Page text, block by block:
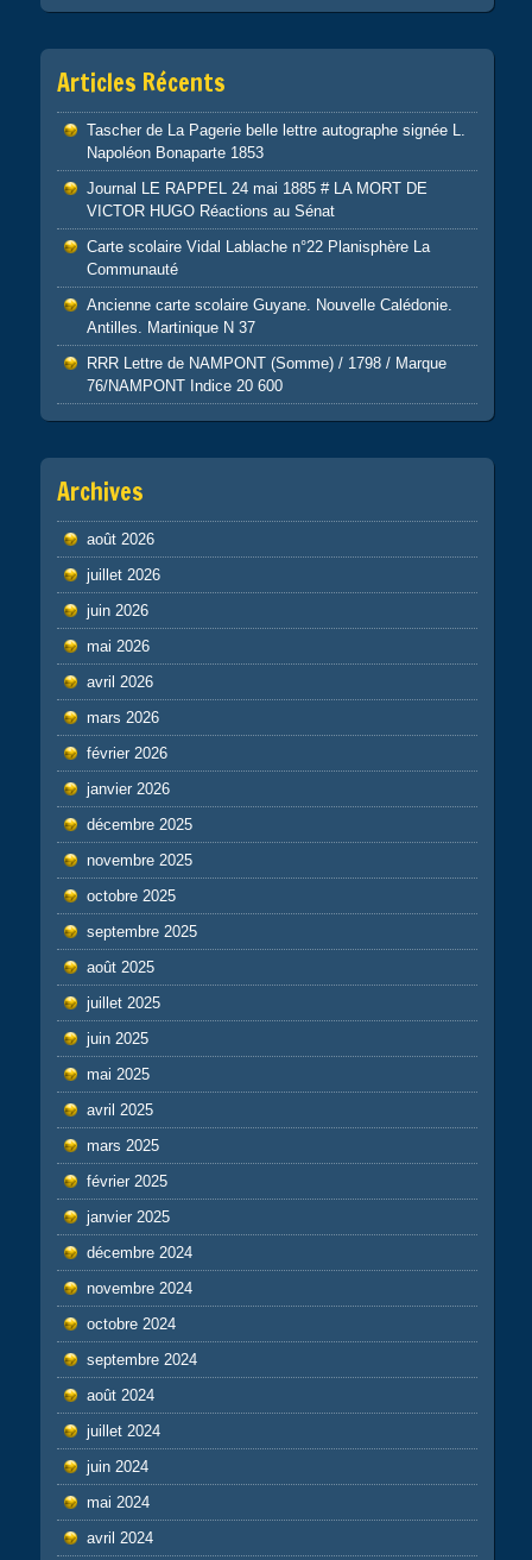
Articles Récents
Tascher de La Pagerie belle lettre autographe signée L.
Napoléon Bonaparte 1853
Journal LE RAPPEL 24 mai 1885 # LA MORT DE
VICTOR HUGO Réactions au Sénat
Carte scolaire Vidal Lablache n°22 Planisphère La
Communauté
Ancienne carte scolaire Guyane. Nouvelle Calédonie.
Antilles. Martinique N 37
RRR Lettre de NAMPONT (Somme) / 1798 / Marque
76/NAMPONT Indice 20 600
Archives
août 2026
juillet 2026
juin 2026
mai 2026
avril 2026
mars 2026
février 2026
janvier 2026
décembre 2025
novembre 2025
octobre 2025
septembre 2025
août 2025
juillet 2025
juin 2025
mai 2025
avril 2025
mars 2025
février 2025
janvier 2025
décembre 2024
novembre 2024
octobre 2024
septembre 2024
août 2024
juillet 2024
juin 2024
mai 2024
avril 2024